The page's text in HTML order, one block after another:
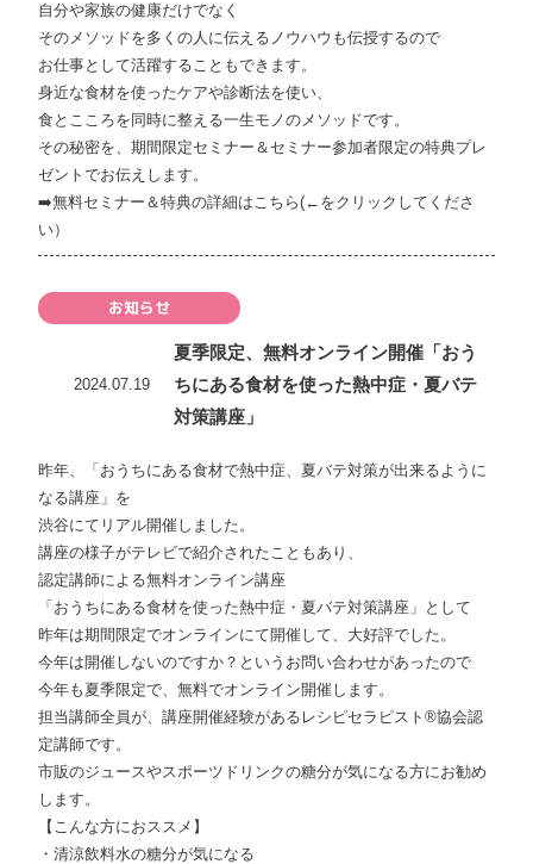
自分や家族の健康だけでなく
そのメソッドを多くの人に伝えるノウハウも伝授するので
お仕事として活躍することもできます。
身近な食材を使ったケアや診断法を使い、
食とこころを同時に整える一生モノのメソッドです。
その秘密を、期間限定セミナー＆セミナー参加者限定の特典プレ
ゼントでお伝えします。
➡️無料セミナー＆特典の詳細はこちら(←をクリックしてくださ
い）
お知らせ
2024.07.19
夏季限定、無料オンライン開催「おう
ちにある食材を使った熱中症・夏バテ
対策講座」
昨年、「おうちにある食材で熱中症、夏バテ対策が出来るように
なる講座」を
渋谷にてリアル開催しました。
講座の様子がテレビで紹介されたこともあり、
認定講師による無料オンライン講座
「おうちにある食材を使った熱中症・夏バテ対策講座」として
昨年は期間限定でオンラインにて開催して、大好評でした。
今年は開催しないのですか？というお問い合わせがあったので
今年も夏季限定で、無料でオンライン開催します。
担当講師全員が、講座開催経験があるレシピセラピスト®協会認
定講師です。
市販のジュースやスポーツドリンクの糖分が気になる方にお勧め
します。
【こんな方におススメ】
・清涼飲料水の糖分が気になる